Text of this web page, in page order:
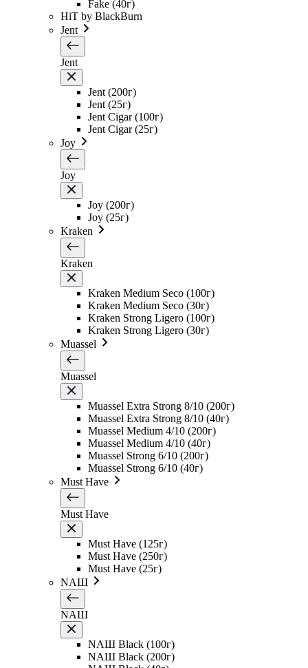
Fake (40г)
HiT by BlackBurn
Jent
Jent
Jent (200г)
Jent (25г)
Jent Cigar (100г)
Jent Cigar (25г)
Joy
Joy
Joy (200г)
Joy (25г)
Kraken
Kraken
Kraken Medium Seco (100г)
Kraken Medium Seco (30г)
Kraken Strong Ligero (100г)
Kraken Strong Ligero (30г)
Muassel
Muassel
Muassel Extra Strong 8/10 (200г)
Muassel Extra Strong 8/10 (40г)
Muassel Medium 4/10 (200г)
Muassel Medium 4/10 (40г)
Muassel Strong 6/10 (200г)
Muassel Strong 6/10 (40г)
Must Have
Must Have
Must Have (125г)
Must Have (250г)
Must Have (25г)
NAШ
NAШ
NAШ Black (100г)
NAШ Black (200г)